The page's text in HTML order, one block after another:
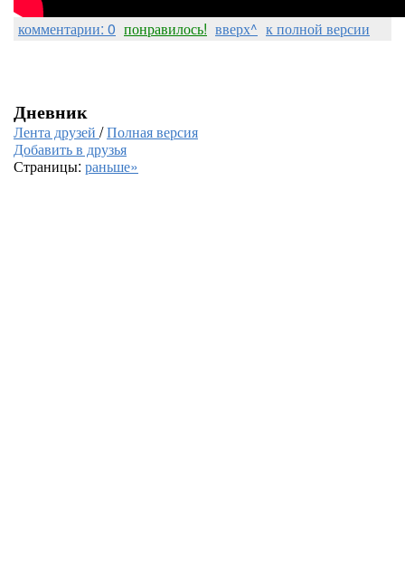
комментарии: 0 понравилось! вверх^ к полной версии
Дневник
Лента друзей /Полная версия
Добавить в друзья
Страницы: раньше»